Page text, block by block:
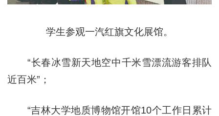
学生参观一汽红旗文化展馆。
“长春冰雪新天地空中千米雪漂流游客排队
近百米”；
“吉林大学地质博物馆开馆10个工作日累计